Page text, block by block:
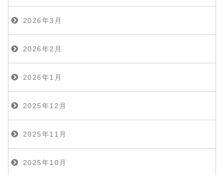
2026年3月
2026年2月
2026年1月
2025年12月
2025年11月
2025年10月